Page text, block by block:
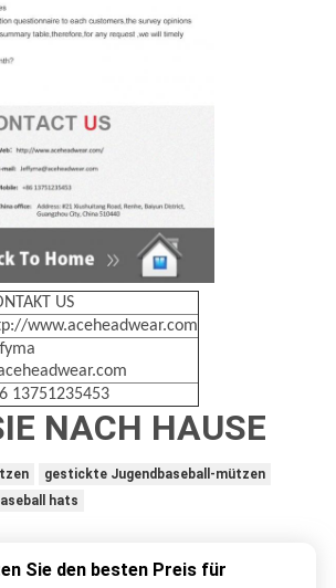
US
www.aceheadwear.com
13751235453
NACH HAUSE
gestickte Jugendbaseball-mützen
hats
Sie den besten Preis für